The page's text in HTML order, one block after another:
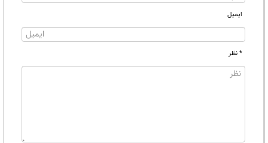
ایمیل
* نظر